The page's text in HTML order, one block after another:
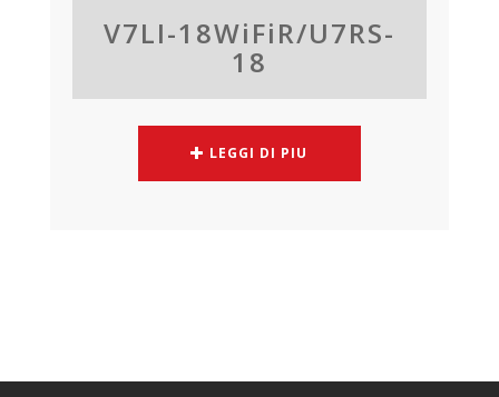
V7LI-18WiFiR/U7RS-
18
LEGGI DI PIU